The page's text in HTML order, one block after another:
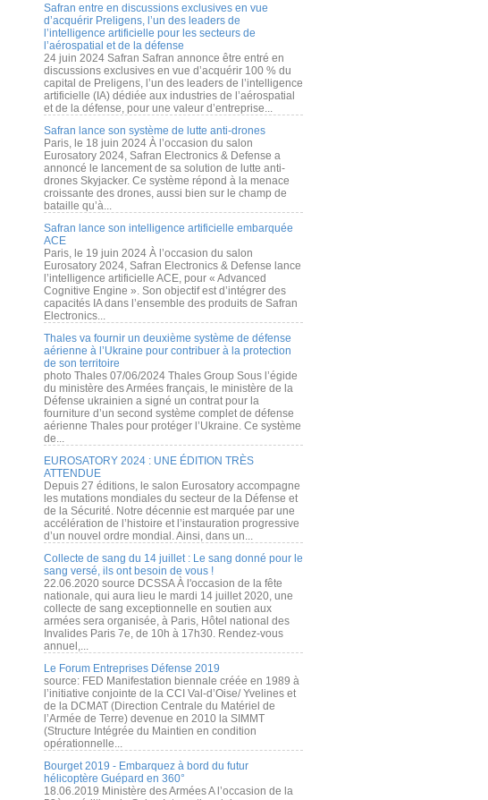
Safran entre en discussions exclusives en vue
d’acquérir Preligens, l’un des leaders de
l’intelligence artificielle pour les secteurs de
l’aérospatial et de la défense
24 juin 2024 Safran Safran annonce être entré en
discussions exclusives en vue d’acquérir 100 % du
capital de Preligens, l’un des leaders de l’intelligence
artificielle (IA) dédiée aux industries de l’aérospatial
et de la défense, pour une valeur d’entreprise...
Safran lance son système de lutte anti-drones
Paris, le 18 juin 2024 À l’occasion du salon
Eurosatory 2024, Safran Electronics & Defense a
annoncé le lancement de sa solution de lutte anti-
drones Skyjacker. Ce système répond à la menace
croissante des drones, aussi bien sur le champ de
bataille qu’à...
Safran lance son intelligence artificielle embarquée
ACE
Paris, le 19 juin 2024 À l’occasion du salon
Eurosatory 2024, Safran Electronics & Defense lance
l’intelligence artificielle ACE, pour « Advanced
Cognitive Engine ». Son objectif est d’intégrer des
capacités IA dans l’ensemble des produits de Safran
Electronics...
Thales va fournir un deuxième système de défense
aérienne à l’Ukraine pour contribuer à la protection
de son territoire
photo Thales 07/06/2024 Thales Group Sous l’égide
du ministère des Armées français, le ministère de la
Défense ukrainien a signé un contrat pour la
fourniture d’un second système complet de défense
aérienne Thales pour protéger l’Ukraine. Ce système
de...
EUROSATORY 2024 : UNE ÉDITION TRÈS
ATTENDUE
Depuis 27 éditions, le salon Eurosatory accompagne
les mutations mondiales du secteur de la Défense et
de la Sécurité. Notre décennie est marquée par une
accélération de l’histoire et l’instauration progressive
d’un nouvel ordre mondial. Ainsi, dans un...
Collecte de sang du 14 juillet : Le sang donné pour le
sang versé, ils ont besoin de vous !
22.06.2020 source DCSSA À l'occasion de la fête
nationale, qui aura lieu le mardi 14 juillet 2020, une
collecte de sang exceptionnelle en soutien aux
armées sera organisée, à Paris, Hôtel national des
Invalides Paris 7e, de 10h à 17h30. Rendez-vous
annuel,...
Le Forum Entreprises Défense 2019
source: FED Manifestation biennale créée en 1989 à
l’initiative conjointe de la CCI Val-d’Oise/ Yvelines et
de la DCMAT (Direction Centrale du Matériel de
l’Armée de Terre) devenue en 2010 la SIMMT
(Structure Intégrée du Maintien en condition
opérationnelle...
Bourget 2019 - Embarquez à bord du futur
hélicoptère Guépard en 360°
18.06.2019 Ministère des Armées A l’occasion de la